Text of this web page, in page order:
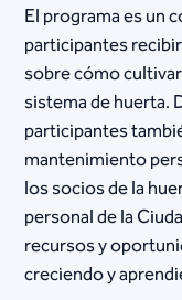
El programa es un
participantes
sobre cómo
sistema de huerta.
participantes
mantenimiento
los socios de la
personal de la
recursos y
creciendo y